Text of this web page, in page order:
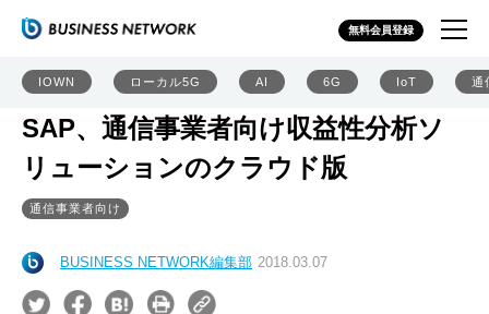
無料会員登録
IOWN ローカル5G AI 6G IoT 通
SAP、通信事業者向け収益性分析ソ
リューションのクラウド版
通信事業者向け
BUSINESS NETWORK編集部 2018.03.07